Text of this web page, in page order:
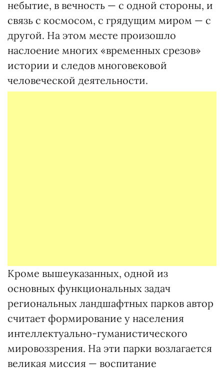
небытие, в вечность — с одной стороны, и
связь с космосом, с грядущим миром — с
другой. На этом месте произошло
наслоение многих «временных срезов»
истории и следов многовековой
человеческой деятельности.
Кроме вышеуказанных, одной из
основных функциональных задач
региональных ландшафтных парков автор
считает формирование у населения
интеллектуально-гуманистического
мировоззрения. На эти парки возлагается
великая миссия — воспитание